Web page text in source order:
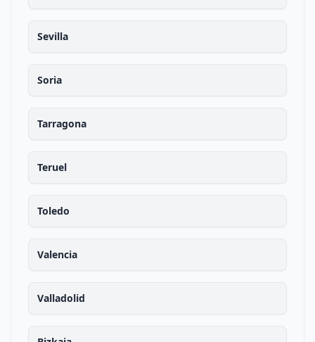
Sevilla
Soria
Tarragona
Teruel
Toledo
Valencia
Valladolid